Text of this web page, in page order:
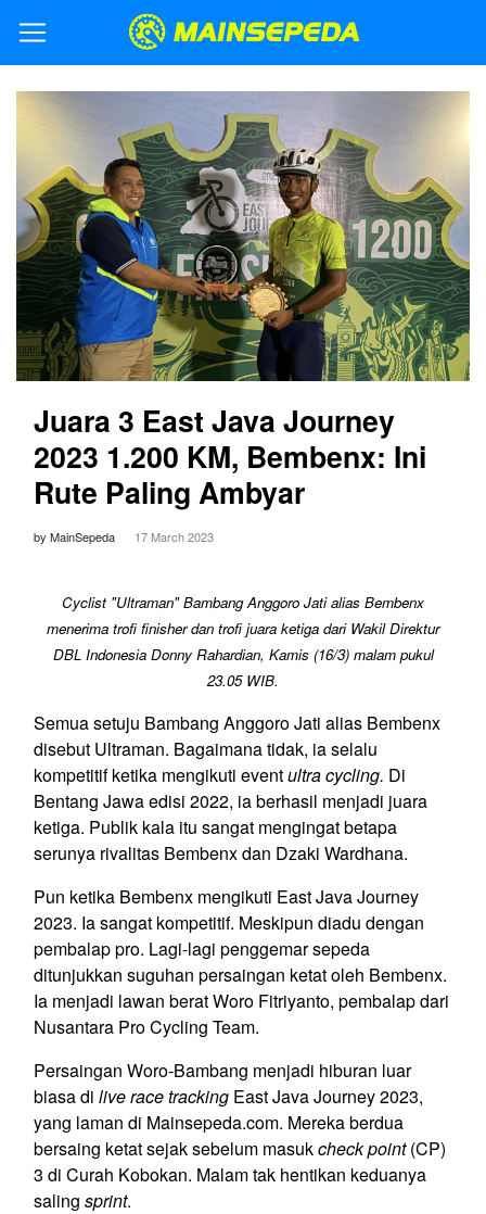
Juara 3 East Java Journey
2023 1.200 KM, Bembenx: Ini
Rute Paling Ambyar
by MainSepeda 17 March 2023
Cyclist "Ultraman" Bambang Anggoro Jati alias Bembenx
menerima trofi finisher dan trofi juara ketiga dari Wakil Direktur
DBL Indonesia Donny Rahardian, Kamis (16/3) malam pukul
23.05 WIB.
Semua setuju Bambang Anggoro Jati alias Bembenx
disebut Ultraman. Bagaimana tidak, ia selalu
kompetitif ketika mengikuti eventultra cycling. Di
Bentang Jawa edisi 2022, ia berhasil menjadi juara
ketiga. Publik kala itu sangat mengingat betapa
serunya rivalitas Bembenx dan Dzaki Wardhana.
Pun ketika Bembenx mengikuti East Java Journey
2023. Ia sangat kompetitif. Meskipun diadu dengan
pembalap pro. Lagi-lagi penggemar sepeda
ditunjukkan suguhan persaingan ketat oleh Bembenx.
Ia menjadi lawan berat Woro Fitriyanto, pembalap dari
Nusantara Pro Cycling Team.
Persaingan Woro-Bambang menjadi hiburan luar
biasa di live race tracking East Java Journey 2023,
yang laman di Mainsepeda.com. Mereka berdua
bersaing ketat sejak sebelum masukcheck point(CP)
3 di Curah Kobokan. Malam tak hentikan keduanya
saling sprint.